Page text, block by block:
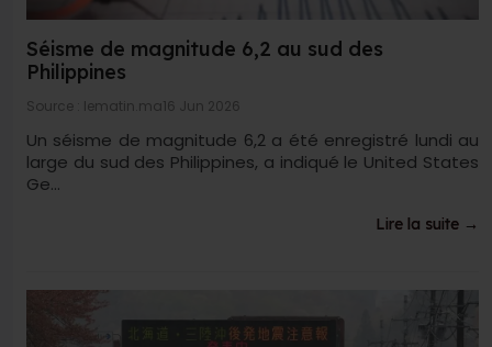
Séisme de magnitude 6,2 au sud des
Philippines
Source : lematin.ma16 Jun 2026
Un séisme de magnitude 6,2 a été enregistré lundi au
large du sud des Philippines, a indiqué le United States
Ge...
Lire la suite →